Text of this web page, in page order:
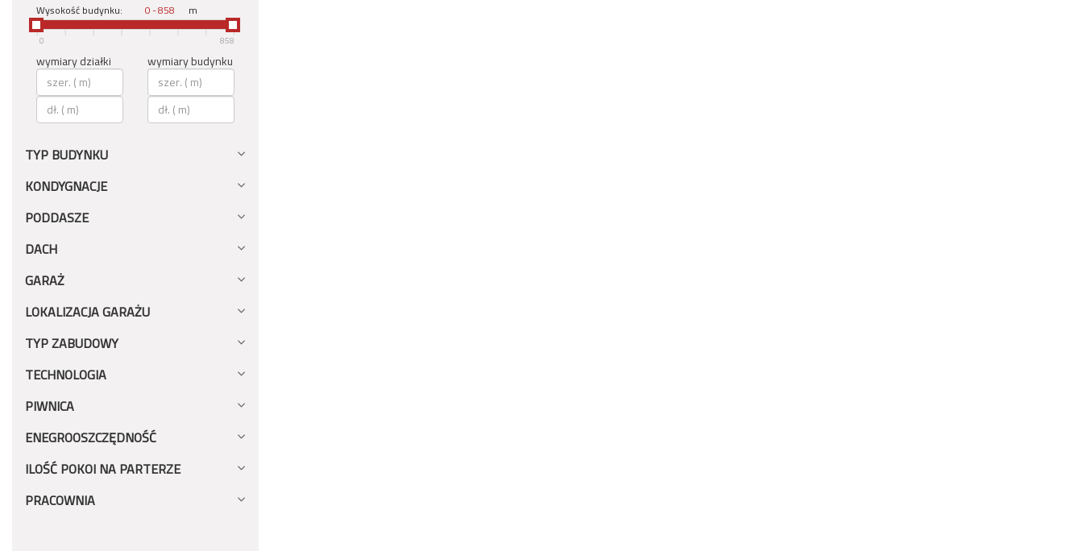
Wysokość budynku: - m
0 858
wymiary działki wymiary budynku
TYP BUDYNKU
KONDYGNACJE
PODDASZE
DACH
GARAŻ
LOKALIZACJA GARAŻU
TYP ZABUDOWY
TECHNOLOGIA
PIWNICA
ENEGROOSZCZĘDNOŚĆ
ILOŚĆ POKOI NA PARTERZE
PRACOWNIA